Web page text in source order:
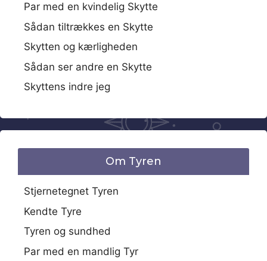
Par med en kvindelig Skytte
Sådan tiltrækkes en Skytte
Skytten og kærligheden
Sådan ser andre en Skytte
Skyttens indre jeg
Om Tyren
Stjernetegnet Tyren
Kendte Tyre
Tyren og sundhed
Par med en mandlig Tyr